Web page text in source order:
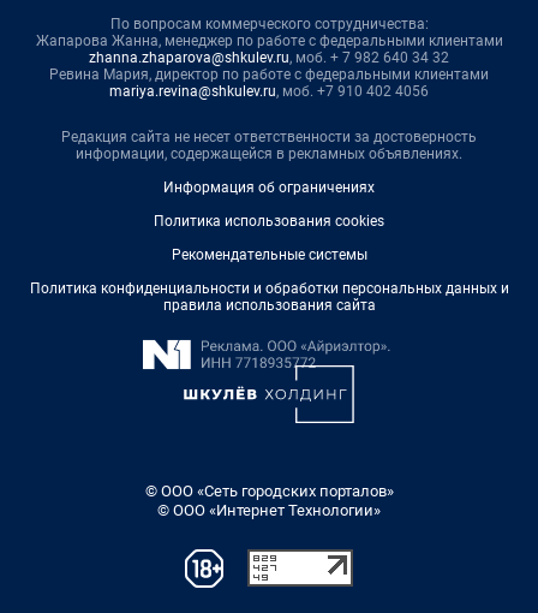
По вопросам коммерческого сотрудничества:
Жапарова Жанна, менеджер по работе с федеральными клиентами
zhanna.zhaparova@shkulev.ru, моб. + 7 982 640 34 32
Ревина Мария, директор по работе с федеральными клиентами
mariya.revina@shkulev.ru, моб. +7 910 402 4056
Редакция сайта не несет ответственности за достоверность
информации, содержащейся в рекламных объявлениях.
Информация об ограничениях
Политика использования cookies
Рекомендательные системы
Политика конфиденциальности и обработки персональных данных и
правила использования сайта
© ООО «Сеть городских порталов»
© ООО «Интернет Технологии»